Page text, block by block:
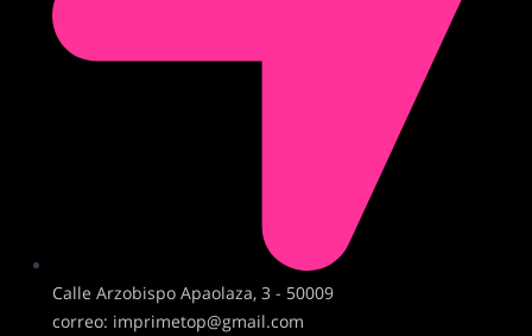
Calle Arzobispo Apaolaza, 3 - 50009
correo: imprimetop@gmail.com